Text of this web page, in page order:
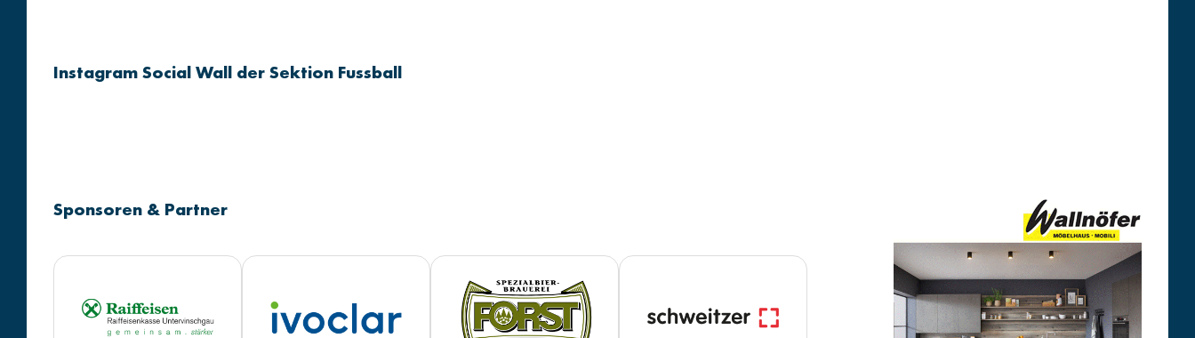
Instagram Social Wall der Sektion Fussball
Sponsoren & Partner